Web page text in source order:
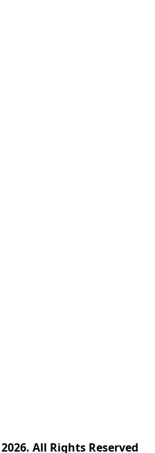
2026. All Rights Reserved